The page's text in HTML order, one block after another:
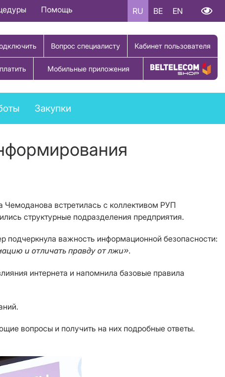
Помощь RU BE EN
Вопрос специалисту Кабинет пользователя
Мобильные приложения Купить товар
Закупки
Чемоданова встретилась с коллективом РУП
структурные подразделения предприятия.
подчеркнула важность информационной безопасности:
и отличать правду от лжи».
интернета и напомнила базовые правила
вопросы и получить на них подробные ответы.